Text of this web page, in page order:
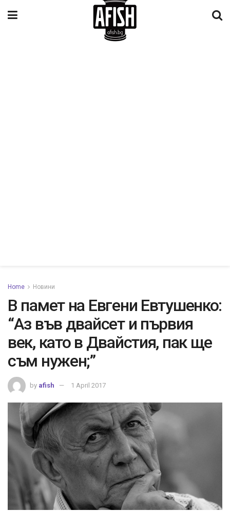
Home Новини
В памет на Евгени Евтушенко:
“Аз във двайсет и първия
век, като в Двайстия, пак ще
съм нужен;”
by afish 1 April 2017